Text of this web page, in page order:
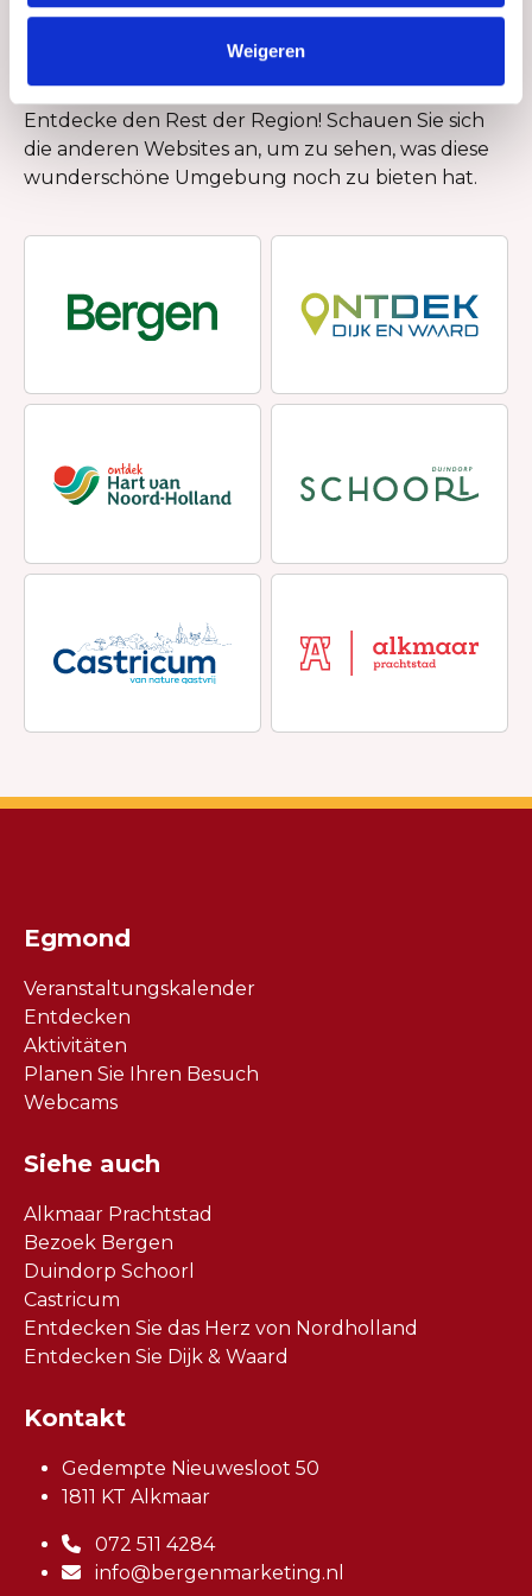
Weigeren
Schau auch mal
Entdecke den Rest der Region! Schauen Sie sich
die anderen Websites an, um zu sehen, was diese
wunderschöne Umgebung noch zu bieten hat.
Egmond
Veranstaltungskalender
Entdecken
Aktivitäten
Planen Sie Ihren Besuch
Webcams
Siehe auch
Alkmaar Prachtstad
Bezoek Bergen
Duindorp Schoorl
Castricum
Entdecken Sie das Herz von Nordholland
Entdecken Sie Dijk & Waard
Kontakt
Gedempte Nieuwesloot 50
1811 KT Alkmaar
072 511 4284
info@bergenmarketing.nl